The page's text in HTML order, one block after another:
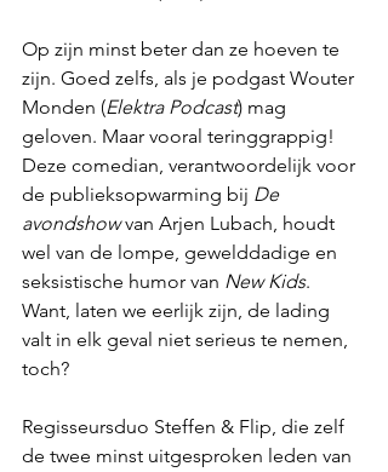
Op zijn minst beter dan ze hoeven te
zijn. Goed zelfs, als je podgast Wouter
Monden (Elektra Podcast) mag
geloven. Maar vooral teringgrappig!
Deze comedian, verantwoordelijk voor
de publieksopwarming bij De
avondshow van Arjen Lubach, houdt
wel van de lompe, gewelddadige en
seksistische humor van New Kids.
Want, laten we eerlijk zijn, de lading
valt in elk geval niet serieus te nemen,
toch?
Regisseursduo Steffen & Flip, die zelf
de twee minst uitgesproken leden van